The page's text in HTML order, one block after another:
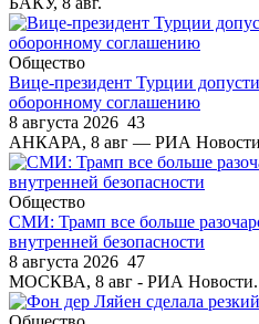
Общество
Вице-президент Турции
оборонному соглашению
8 августа 2026 43
АНКАРА, 8 авг — РИА
Общество
СМИ: Трамп все больше
внутренней безопасности
8 августа 2026 47
МОСКВА, 8 авг - РИА Новости.